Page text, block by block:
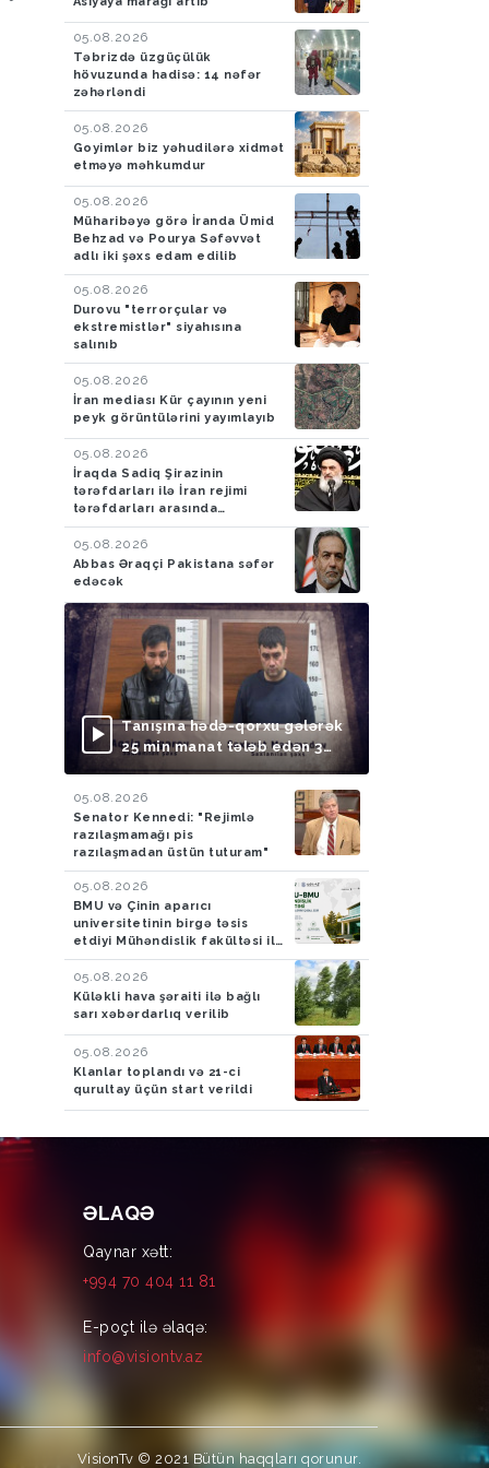
nəfər xilas edilib
PHS aşkarlanıb
05.08.2026
Təbrizdə üzgüçülük
hövuzunda hadisə: 14 nəfər
zəhərləndi
05.08.2026
Goyimlər biz yəhudilərə xidmət
etməyə məhkumdur
05.08.2026
Müharibəyə görə İranda Ümid
Behzad və Pourya Səfəvvət
adlı iki şəxs edam edilib
05.08.2026
Durovu "terrorçular və
ekstremistlər" siyahısına
salınıb
05.08.2026
İran mediası Kür çayının yeni
peyk görüntülərini yayımlayıb
05.08.2026
İraqda Sadiq Şirazinin
tərəfdarları ilə İran rejimi
tərəfdarları arasında
toqquşma yaşanıb
05.08.2026
Abbas Əraqçi Pakistana səfər
edəcək
Tanışına hədə-qorxu gələrək
25 min manat tələb edən 3
nəfər saxlanılıb
05.08.2026
Senator Kennedi: "Rejimlə
razılaşmamağı pis
razılaşmadan üstün tuturam"
05.08.2026
BMU və Çinin aparıcı
universitetinin birgə təsis
etdiyi Mühəndislik fakültəsi ilk
tələbələrini qəbul edir
05.08.2026
Küləkli hava şəraiti ilə bağlı
sarı xəbərdarlıq verilib
05.08.2026
Klanlar toplandı və 21-ci
qurultay üçün start verildi
ƏLAQƏ
Qaynar xətt:
+994 70 404 11 81
E-poçt ilə əlaqə:
info@visiontv.az
VisionTv © 2021 Bütün haqqları qorunur.